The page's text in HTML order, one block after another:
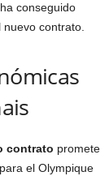
conseguido
nuevo contrato.
contrato promete
el Olympique